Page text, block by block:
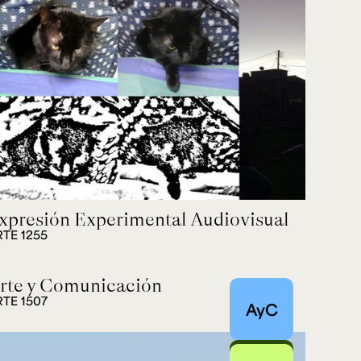
Experimental Audiovisual
1255
AyC
y Comunicación
1507